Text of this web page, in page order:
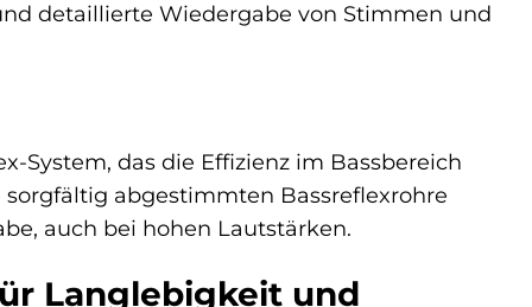
detaillierte Wiedergabe von Stimmen und
System, das die Effizienz im Bassbereich
abgestimmten Bassreflexrohre
auch bei hohen Lautstärken.
Langlebigkeit und